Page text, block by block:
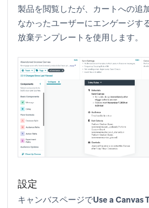
製品を閲覧したが、カートへの追
なかったユーザーにエンゲージす
放棄テンプレートを使用します。
設定
キャンバスページでUse a Canvas